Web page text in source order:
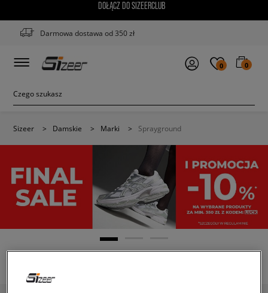
DOŁĄCZ DO SIZEERCLUB
Darmowa dostawa od 350 zł
0 0
Sizeer > Damskie > Marki > Sprayground